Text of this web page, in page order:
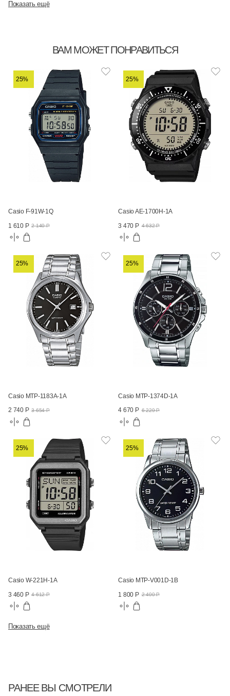
Показать ещё
ВАМ МОЖЕТ ПОНРАВИТЬСЯ
25%
Casio F-91W-1Q
1 610 Р 2 140 Р
25%
Casio AE-1700H-1A
3 470 Р 4 632 Р
25%
Casio MTP-1183A-1A
2 740 Р 3 654 Р
25%
Casio MTP-1374D-1A
4 670 Р 6 229 Р
25%
Casio W-221H-1A
3 460 Р 4 612 Р
25%
Casio MTP-V001D-1B
1 800 Р 2 400 Р
Показать ещё
РАНЕЕ ВЫ СМОТРЕЛИ